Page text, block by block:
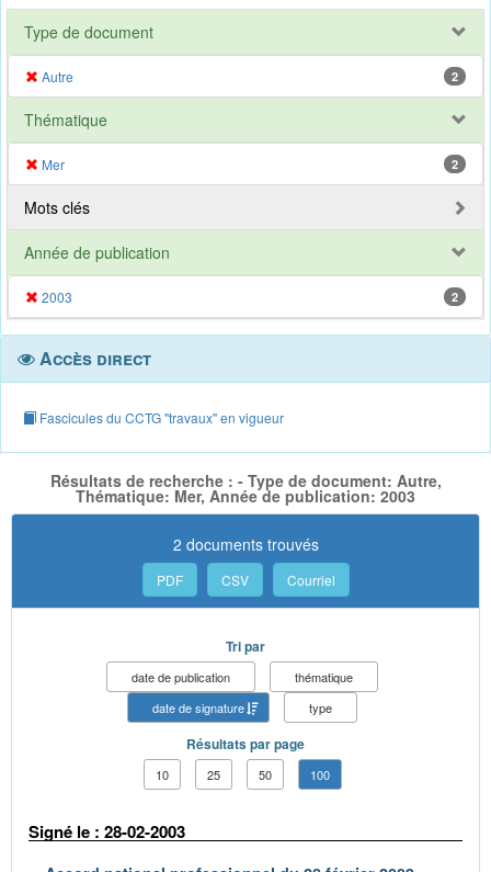
Type de document
Autre 2
Thématique
Mer 2
Mots clés
Année de publication
2003 2
Accès direct
Fascicules du CCTG "travaux" en vigueur
Résultats de recherche : - Type de document: Autre,
Thématique: Mer, Année de publication: 2003
2 documents trouvés
PDF CSV Courriel
Tri par
date de publication
thématique
date de signature
type
Résultats par page
10 25 50 100
Signé le : 28-02-2003